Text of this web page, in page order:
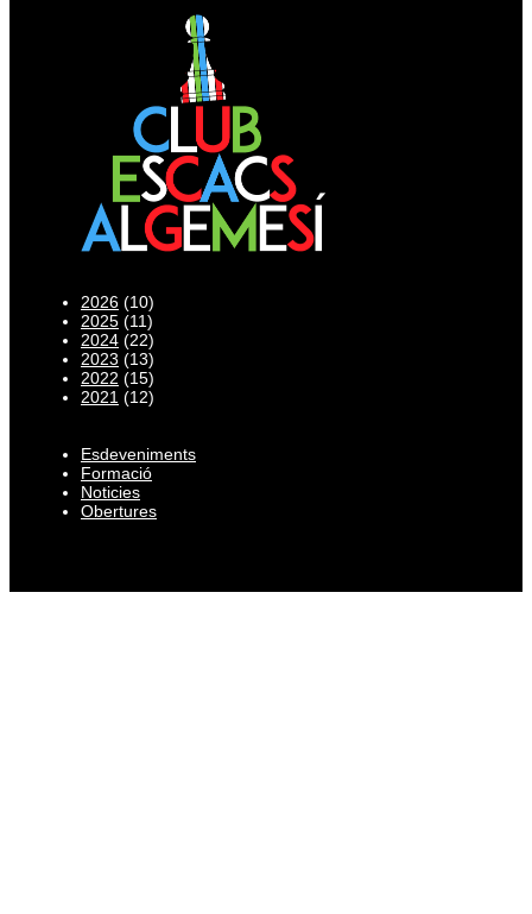
2026 (10)
2025 (11)
2024 (22)
2023 (13)
2022 (15)
2021 (12)
Esdeveniments
Formació
Noticies
Obertures